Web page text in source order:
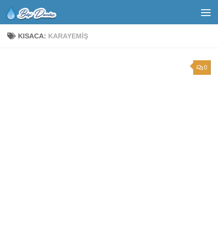
KISACA: KARAYEMIŞ
0